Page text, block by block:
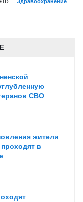
СВО
жители
в